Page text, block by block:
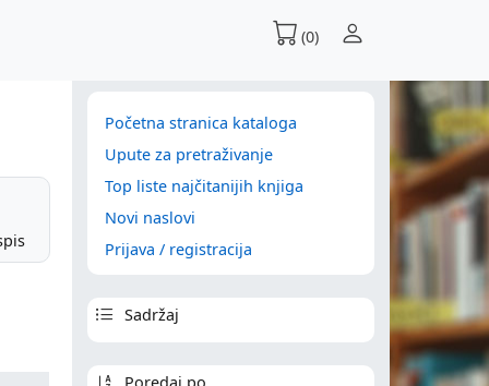
(0)
Početna stranica kataloga
Upute za pretraživanje
Top liste najčitanijih knjiga
Novi naslovi
Prijava / registracija
Sadržaj